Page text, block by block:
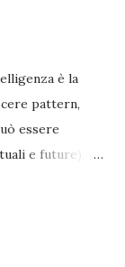
è la
pattern,
essere
e future),
arbitrio
è la